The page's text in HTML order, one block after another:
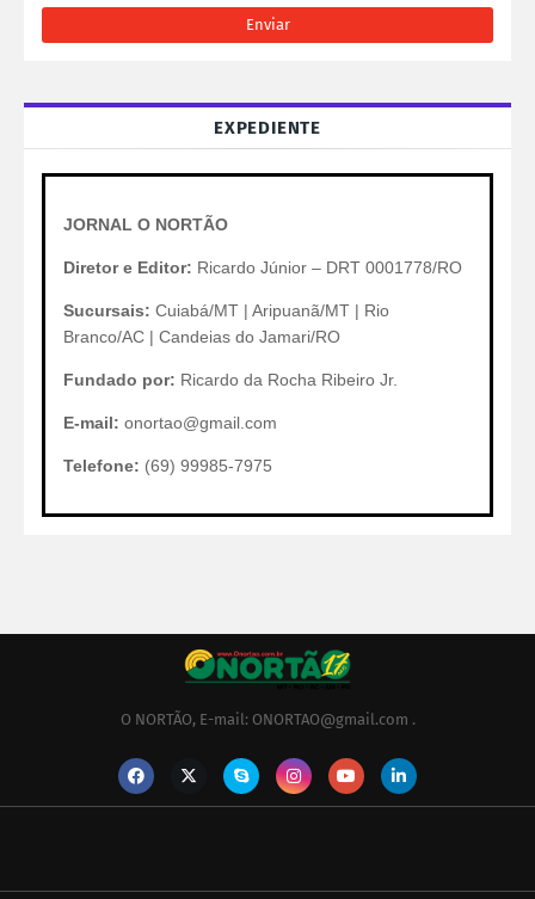
EXPEDIENTE
JORNAL O NORTÃO
Diretor e Editor: Ricardo Júnior – DRT 0001778/RO
Sucursais: Cuiabá/MT | Aripuanã/MT | Rio
Branco/AC | Candeias do Jamari/RO
Fundado por: Ricardo da Rocha Ribeiro Jr.
E-mail: onortao@gmail.com
Telefone: (69) 99985-7975
O NORTÃO, E-mail: ONORTAO@gmail.com .